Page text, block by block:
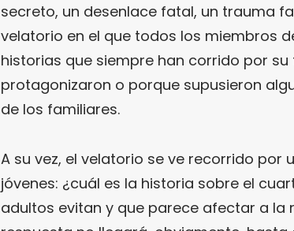
secreto, un desenlace fatal, un trauma
velatorio en el que todos los miembros
historias que siempre han corrido por
protagonizaron o porque supusieron
de los familiares.
A su vez, el velatorio se ve recorrido por
jóvenes: ¿cuál es la historia sobre el
adultos evitan y que parece afectar a la